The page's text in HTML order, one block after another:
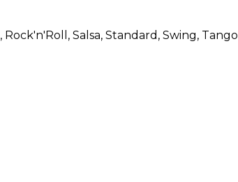
, Rock'n'Roll , Salsa, Standard , Swing, Tango